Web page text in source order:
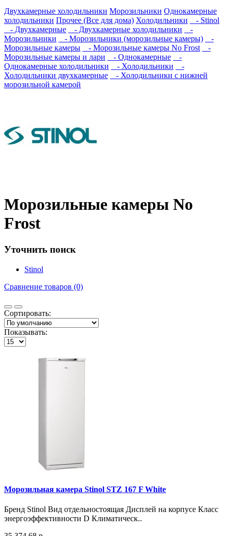
Двухкамерные холодильники Морозильники Однокамерные
холодильники Прочее (Все для дома) Холодильники
- Stinol
- Двухкамерные
- Двухкамерные холодильники
-
Морозильники
- Морозильники (морозильные камеры)
-
Морозильные камеры
- Морозильные камеры No Frost
-
Морозильные камеры и лари
- Однокамерные
-
Однокамерные холодильники
- Холодильники
-
Холодильники двухкамерные
- Холодильники с нижней
морозильной камерой
Морозильные камеры No
Frost
Уточнить поиск
Stinol
Сравнение товаров (0)
Сортировать:
Показывать:
Морозильная камера Stinol STZ 167 F White
Бренд Stinol Вид отдельностоящая Дисплей на корпусе Класс
энергоэффективности D Климатическ..